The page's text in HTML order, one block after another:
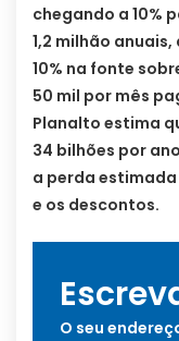
chegando a 10%
1,2 milhão
10% na fonte
50 mil por mês
Planalto estima
34 bilhões por
a perda estimada
e os descontos.
O seu